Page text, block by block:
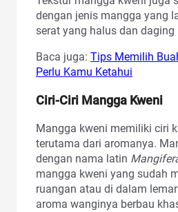
dengan jenis mangga yang
serat yang halus dan
Baca juga: Tips Memilih
Perlu Kamu Ketahui
Ciri-Ciri Mangga Kweni
Mangga kweni memiliki ciri
terutama dari aromanya.
dengan nama latin
mangga kweni yang sudah
ruangan atau di dalam
aroma wanginya berbau